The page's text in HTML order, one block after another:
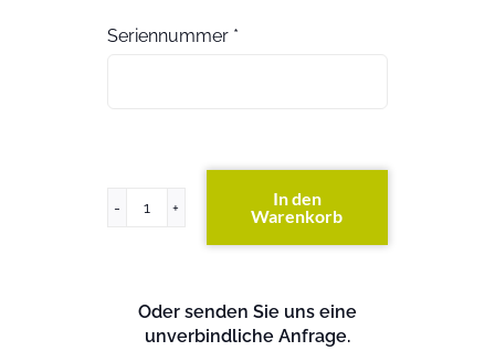
Seriennummer *
FAS3040
angeben)
(exkl.
In den
Warenkorb
Oder senden Sie uns eine
unverbindliche Anfrage.